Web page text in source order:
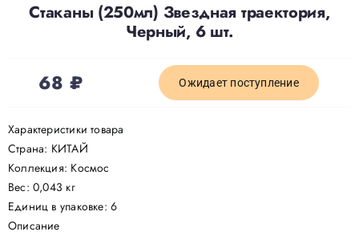
Политика конфиденциальности
Стаканы (250мл) Звездная траектория,
Черный, 6 шт.
68 ₽ Ожидает поступление
Характеристики товара
Страна: КИТАЙ
Коллекция: Космос
Вес: 0,043 кг
Единиц в упаковке: 6
Описание